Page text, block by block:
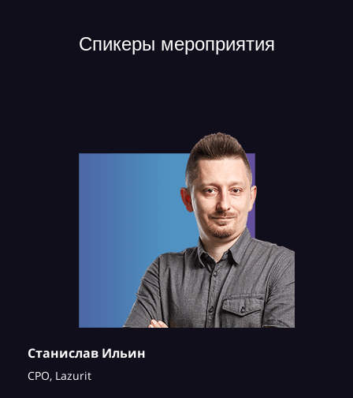
Спикеры мероприятия
Станислав Ильин
CPO, Lazurit